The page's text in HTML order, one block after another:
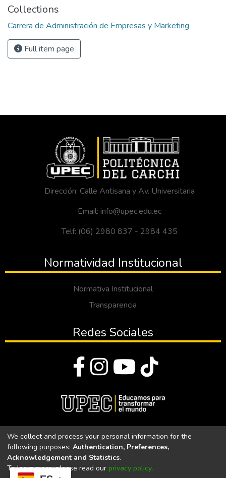
Collections
Carrera de Administración de Empresas y Marketing
Full item page
Dirección: Calle Antisana y Av. Universitaria
Email: info@upec.edu.ec
Telf: (06) 2980 837 - 2984 435
Normatividad Institucional
Normativa Institucional
Transparencia
Redes Sociales
Universidad Politécnica Estatal del Carchi
Universidad Politécnica Estatal del Carchi | Acreditada por el
We collect and process your personal information for the
following purposes: Authentication, Preferences,
Acknowledgement and Statistics.
To learn more, please read our privacy policy.